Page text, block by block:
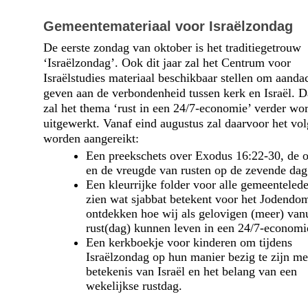
Gemeentemateriaal voor Israëlzondag
De eerste zondag van oktober is het traditiegetrouw
‘Israëlzondag’. Ook dit jaar zal het Centrum voor
Israëlstudies materiaal beschikbaar stellen om
geven aan de verbondenheid tussen kerk en Israël.
zal het thema ‘rust in een 24/7-economie’ verder
uitgewerkt. Vanaf eind augustus zal daarvoor het
worden aangereikt:
Een preekschets over Exodus 16:22-30, de
en de vreugde van rusten op de zevende
Een kleurrijke folder voor alle
zien wat sjabbat betekent voor het
ontdekken hoe wij als gelovigen (meer)
rust(dag) kunnen leven in een 24/7-
Een kerkboekje voor kinderen om tijdens
Israëlzondag op hun manier bezig te zijn
betekenis van Israël en het belang van een
wekelijkse rustdag.